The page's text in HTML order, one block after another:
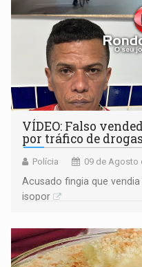
VÍDEO: Falso
por tráfico de
Polícia 09 de Agosto
Acusado fingia que
isopor